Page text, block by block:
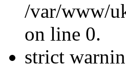
/var/www/
on line 0.
strict